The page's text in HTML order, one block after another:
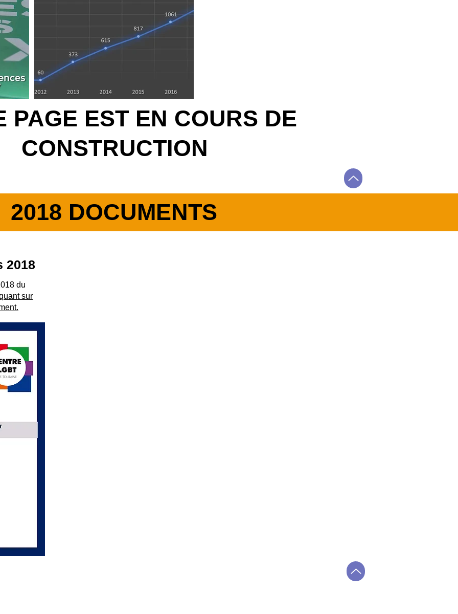
PAGE EST EN COURS DE
CONSTRUCTION
2018 DOCUMENTS
2018
du
sur